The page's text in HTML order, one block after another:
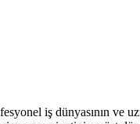
iş dünyasının ve